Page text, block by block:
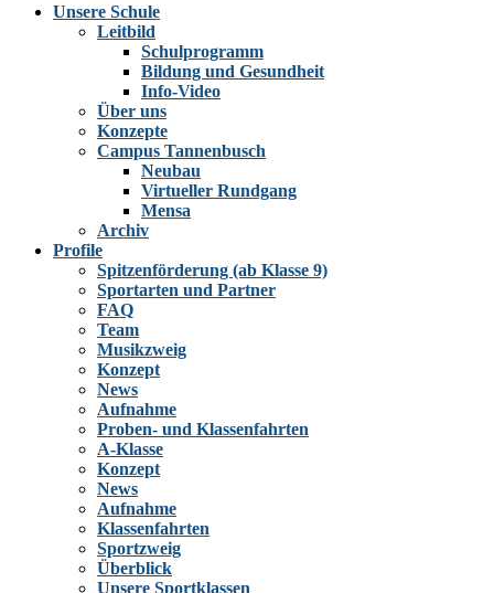
Unsere Schule
Leitbild
Schulprogramm
Bildung und Gesundheit
Info-Video
Über uns
Konzepte
Campus Tannenbusch
Neubau
Virtueller Rundgang
Mensa
Archiv
Profile
Spitzenförderung (ab Klasse 9)
Sportarten und Partner
FAQ
Team
Musikzweig
Konzept
News
Aufnahme
Proben- und Klassenfahrten
A-Klasse
Konzept
News
Aufnahme
Klassenfahrten
Sportzweig
Überblick
Unsere Sportklassen